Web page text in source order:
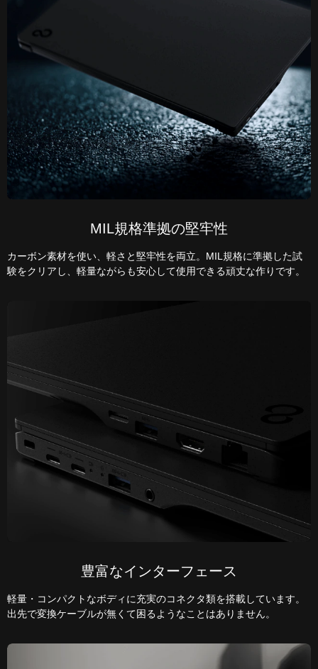
MIL規格準拠の堅牢性
カーボン素材を使い、軽さと堅牢性を両立。MIL規格に準拠した試
験をクリアし、軽量ながらも安心して使用できる頑丈な作りです。
豊富なインターフェース
軽量・コンパクトなボディに充実のコネクタ類を搭載しています。
出先で変換ケーブルが無くて困るようなことはありません。